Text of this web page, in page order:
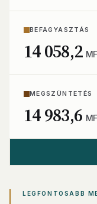
BEFAGYASZTÁS
14 058,2
MEGSZÜNTETÉS
14 983,6
LEGFONTOSABB